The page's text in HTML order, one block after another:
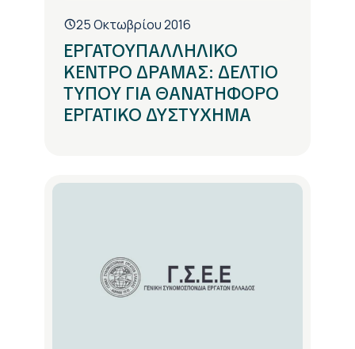
25 Οκτωβρίου 2016
ΕΡΓΑΤΟΥΠΑΛΛΗΛΙΚΟ
ΚΕΝΤΡΟ ΔΡΑΜΑΣ: ΔΕΛΤΙΟ
ΤΥΠΟΥ ΓΙΑ ΘΑΝΑΤΗΦΟΡΟ
ΕΡΓΑΤΙΚΟ ΔΥΣΤΥΧΗΜΑ